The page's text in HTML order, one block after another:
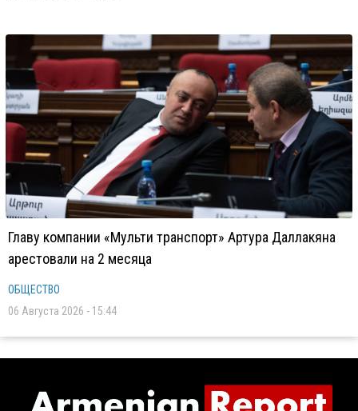
Главу компании «Мульти транспорт» Артура Даллакяна
арестовали на 2 месяца
ОБЩЕСТВО
06 Августа 2026 - 15:44